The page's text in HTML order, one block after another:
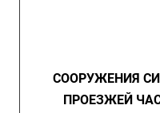
СООРУЖЕНИЯ
ПРОЕЗЖЕЙ